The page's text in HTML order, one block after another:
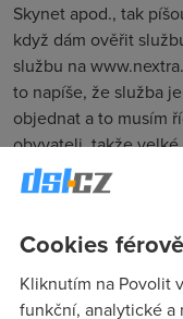
Skynet apod., tak
když dám ověřit
službu na
to napíše, že služba
objednat a to musím
obyvateli, takže
vyjmenovaných
než že by to ke mně
Hm drive to nextra
Cookies
Kliknutím na Povolit
funkční, analytické